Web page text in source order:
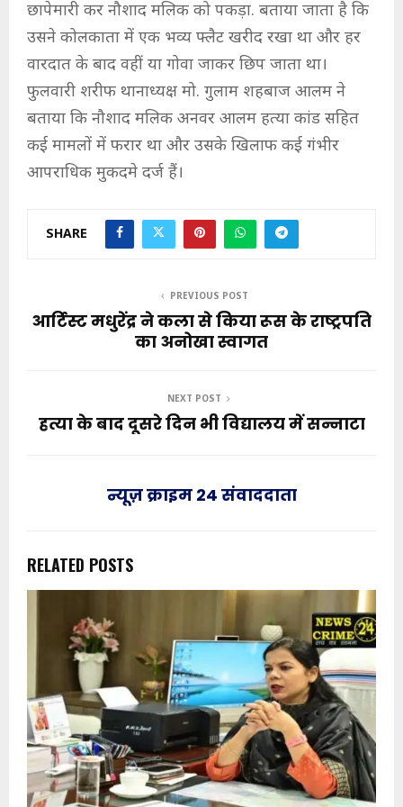
छापेमारी कर नौशाद मलिक को पकड़ा. बताया जाता है कि
उसने कोलकाता में एक भव्य फ्लैट खरीद रखा था और हर
वारदात के बाद वहीं या गोवा जाकर छिप जाता था।
फुलवारी शरीफ थानाध्यक्ष मो. गुलाम शहबाज आलम ने
बताया कि नौशाद मलिक अनवर आलम हत्या कांड सहित
कई मामलों में फरार था और उसके खिलाफ कई गंभीर
आपराधिक मुकदमे दर्ज हैं।
SHARE
PREVIOUS POST
आर्टिस्ट मधुरेंद्र ने कला से किया रूस के राष्ट्रपति
का अनोखा स्वागत
NEXT POST
हत्या के बाद दूसरे दिन भी विद्यालय में सन्नाटा
न्यूज़ क्राइम 24 संवाददाता
RELATED POSTS